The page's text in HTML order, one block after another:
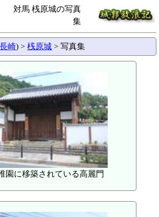
対馬 桟原城の写真
集
長崎) > 桟原城 > 写真集
園に移築されている高麗門